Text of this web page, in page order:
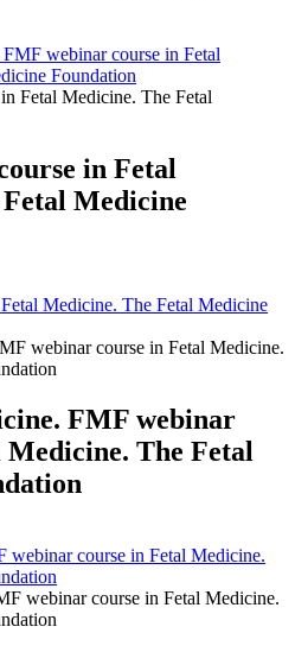
webinar course in Fetal
Foundation
in Fetal
Medicine
Medicine. The Fetal Medicine
FMF webinar
The Fetal
webinar course in Fetal Medicine.